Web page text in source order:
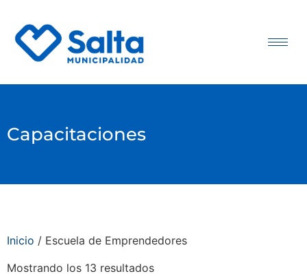
Capacitaciones
Inicio / Escuela de Emprendedores
Mostrando los 13 resultados